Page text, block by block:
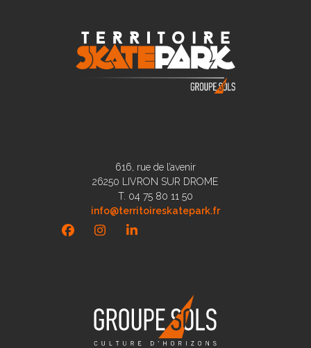
616, rue de l’avenir
26250 LIVRON SUR DROME
T. 04 75 80 11 50
info@territoireskatepark.fr
FacebookInstagramLinkedIn